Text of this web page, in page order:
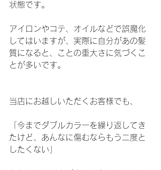
状態です。
アイロンやコテ、オイルなどで誤魔化
してはいますが、実際に自分があの髪
質になると、ことの重大さに気づくこ
とが多いです。
当店にお越しいただくお客様でも、
「今までダブルカラーを繰り返してき
たけど、あんなに傷むならもう二度と
したくない」